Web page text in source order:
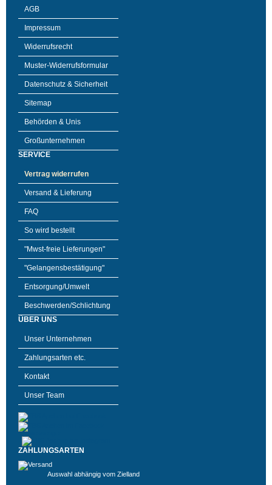
AGB
Impressum
Widerrufsrecht
Muster-Widerrufsformular
Datenschutz & Sicherheit
Sitemap
Behörden & Unis
Großunternehmen
SERVICE
Vertrag widerrufen
Versand & Lieferung
FAQ
So wird bestellt
"Mwst-freie Lieferungen"
"Gelangensbestätigung"
Entsorgung/Umwelt
Beschwerden/Schlichtung
ÜBER UNS
Unser Unternehmen
Zahlungsarten etc.
Kontakt
Unser Team
ZAHLUNGSARTEN
Auswahl abhängig vom Zielland